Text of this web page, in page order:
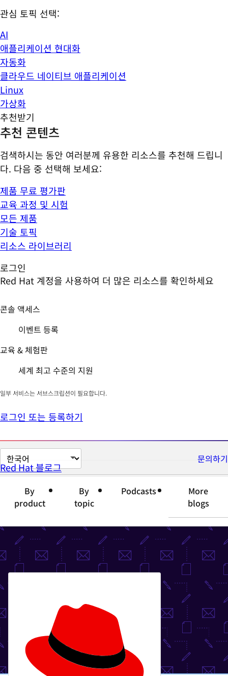
관심 토픽 선택:
AI
애플리케이션 현대화
자동화
클라우드 네이티브 애플리케이션
Linux
가상화
추천받기
추천 콘텐츠
검색하시는 동안 여러분께 유용한 리소스를 추천해 드립니
다. 다음 중 선택해 보세요:
제품 무료 평가판
교육 과정 및 시험
모든 제품
기술 토픽
리소스 라이브러리
로그인
Red Hat 계정을 사용하여 더 많은 리소스를 확인하세요
콘솔 액세스
이벤트 등록
교육 & 체험판
세계 최고 수준의 지원
일부 서비스는 서브스크립션이 필요합니다.
로그인 또는 등록하기
페
이
변
문의하기
Red Hat 블로그
By
product
By
topic
Podcasts
More
blogs